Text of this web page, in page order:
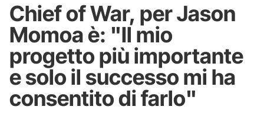
Chief of War, per Jason
Momoa è: "Il mio
progetto più importante
e solo il successo mi ha
consentito di farlo"